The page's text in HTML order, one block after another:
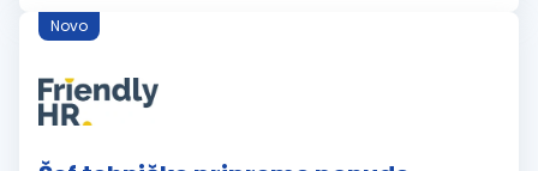
projektovanje...
Novo